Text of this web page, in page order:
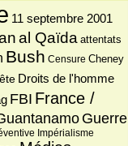
11 septembre 2001
al Qaïda attentats
Bush Censure Cheney
Droits de l'homme
FBI France /
Guerre
Impérialisme